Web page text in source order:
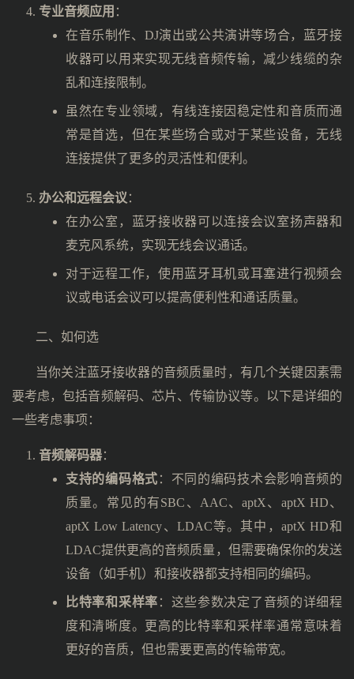
专业音频应用 ：
在音乐制作、DJ演出或公共演讲等场合，蓝牙接
收器可以用来实现无线音频传输，减少线缆的杂
乱和连接限制。
虽然在专业领域，有线连接因稳定性和音质而通
常是首选，但在某些场合或对于某些设备，无线
连接提供了更多的灵活性和便利。
办公和远程会议 ：
在办公室，蓝牙接收器可以连接会议室扬声器和
麦克风系统，实现无线会议通话。
对于远程工作，使用蓝牙耳机或耳塞进行视频会
议或电话会议可以提高便利性和通话质量。
二、如何选
当你关注蓝牙接收器的音频质量时，有几个关键因素需
要考虑，包括音频解码、芯片、传输协议等。以下是详细的
一些考虑事项：
音频解码器：
支持的编码格式 ：不同的编码技术会影响音频的
质量。常见的有SBC、AAC、aptX、aptX HD、
aptX Low Latency、LDAC等。其中，aptX HD和
LDAC提供更高的音频质量，但需要确保你的发送
设备（如手机）和接收器都支持相同的编码。
比特率和采样率 ：这些参数决定了音频的详细程
度和清晰度。更高的比特率和采样率通常意味着
更好的音质，但也需要更高的传输带宽。